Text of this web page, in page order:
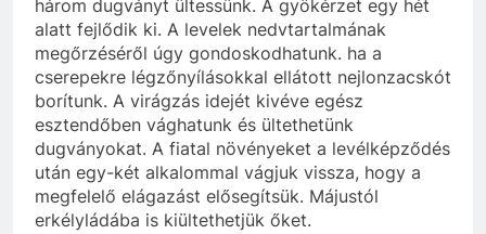
három dugványt ültessünk. A gyökérzet egy hét
alatt fejlődik ki. A levelek nedvtartalmának
megőrzéséről úgy gondoskodhatunk. ha a
cserepekre légzőnyílásokkal ellátott nejlonzacskót
borítunk. A virágzás idejét kivéve egész
esztendőben vághatunk és ültethetünk
dugványokat. A fiatal növényeket a levélképződés
után egy-két alkalommal vágjuk vissza, hogy a
megfelelő elágazást elősegítsük. Májustól
erkélyládába is kiültethetjük őket.